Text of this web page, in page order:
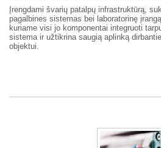
Įrengdami švarių patalpų infrastruktūrą,
pagalbines sistemas bei laboratorinę
kuriame visi jo komponentai integruoti
sistema ir užtikrina saugią aplinką
objektui.